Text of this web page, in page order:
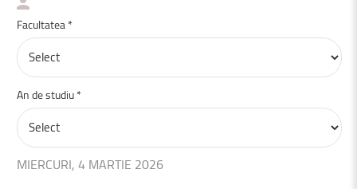
Facultatea *
An de studiu *
MIERCURI, 4 MARTIE 2026